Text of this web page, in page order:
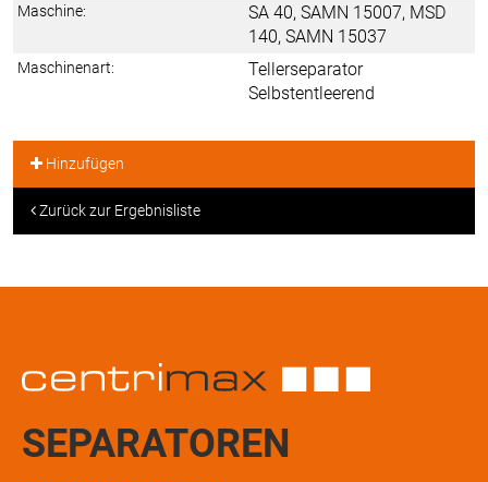
Maschine:
SA 40, SAMN 15007, MSD
140, SAMN 15037
Maschinenart:
Tellerseparator
Selbstentleerend
Hinzufügen
Zurück zur Ergebnisliste
SEPARATOREN